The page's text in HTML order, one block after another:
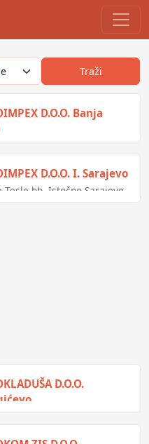
Traži
D.O.O. Banja
D.O.O. I. Sarajevo
Tesle bb, Istočno Sarajevo,
D.O.O.